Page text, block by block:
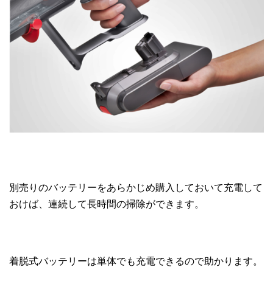
別売りのバッテリーをあらかじめ購入しておいて充電して
おけば、連続して長時間の掃除ができます。
着脱式バッテリーは単体でも充電できるので助かります。